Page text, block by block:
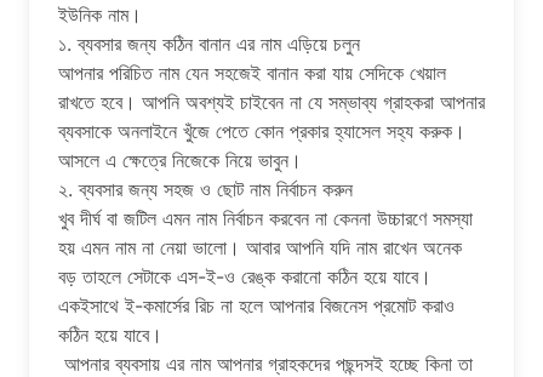
ইউনিক নাম।
১. ব্যবসার জন্য কঠিন বানান এর নাম এড়িয়ে চলুন
আপনার পরিচিত নাম যেন সহজেই বানান করা যায় সেদিকে খেয়াল
রাখতে হবে। আপনি অবশ্যই চাইবেন না যে সম্ভাব্য গ্রাহকরা আপনার
ব্যবসাকে অনলাইনে খুঁজে পেতে কোন প্রকার হ্যাসেল সহ্য করুক।
আসলে এ ক্ষেত্রে নিজেকে নিয়ে ভাবুন।
২. ব্যবসার জন্য সহজ ও ছোট নাম নির্বাচন করুন
খুব দীর্ঘ বা জটিল এমন নাম নির্বাচন করবেন না কেননা উচ্চারণে সমস্যা
হয় এমন নাম না নেয়া ভালো। আবার আপনি যদি নাম রাখেন অনেক
বড় তাহলে সেটাকে এস-ই-ও রেঙ্ক করানো কঠিন হয়ে যাবে।
একইসাথে ই-কমার্সের রিচ না হলে আপনার বিজনেস প্রমোট করাও
কঠিন হয়ে যাবে।
আপনার ব্যবসায় এর নাম আপনার গ্রাহকদের পছন্দসই হচ্ছে কিনা তা